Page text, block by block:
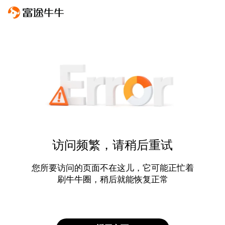
访问频繁，请稍后重试
您所要访问的页面不在这儿，它可能正忙着
刷牛牛圈，稍后就能恢复正常